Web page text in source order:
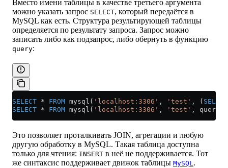
Вместо имени таблицы в качестве третьего аргумента
можно указать запрос SELECT, который передаётся в
MySQL как есть. Структура результирующей таблицы
определяется по результату запроса. Запрос можно
записать либо как подзапрос, либо обернуть в функцию
query:
SELECT * FROM mysql( 'localhost:3306' , 'test' , ( SELECT
SELECT * FROM mysql( 'localhost:3306' , 'test' , query(
Это позволяет проталкивать JOIN, агрегации и любую
другую обработку в MySQL. Такая таблица доступна
только для чтения: INSERT в неё не поддерживается. Тот
же синтаксис поддерживает движок таблицы MySQL.